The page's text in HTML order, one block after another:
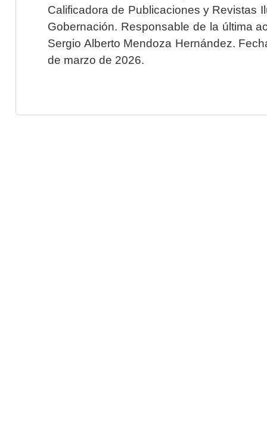
Calificadora de Publicaciones y Revistas
Gobernación. Responsable de la última
Sergio Alberto Mendoza Hernández.
de marzo de 2026.